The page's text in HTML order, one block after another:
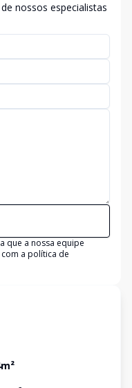
nossos especialistas
que a nossa equipe
a política de
m²